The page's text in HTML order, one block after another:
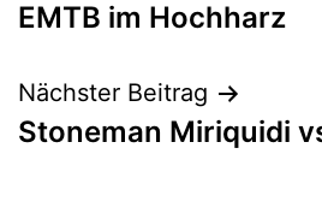
EMTB im Hochharz
Nächster Beitrag
Stoneman Miriquidi